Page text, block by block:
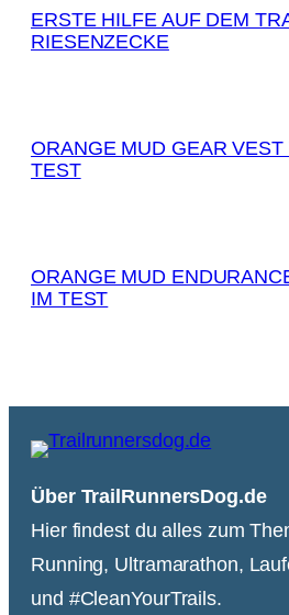
ERSTE HILFE AUF DEM
RIESENZECKE
ORANGE MUD GEAR VEST
TEST
ORANGE MUD
IM TEST
Über TrailRunnersDog.de
Hier findest du alles zum
Running, Ultramarathon,
und #CleanYourTrails.